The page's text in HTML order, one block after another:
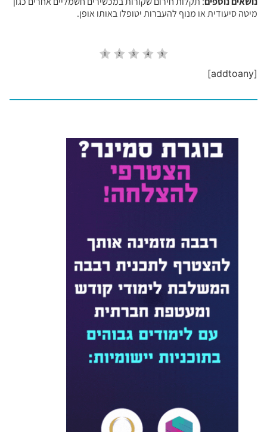
מיטה סיעודית או מנוף להעברות יטופלו באותו אופן.
[addtoany]